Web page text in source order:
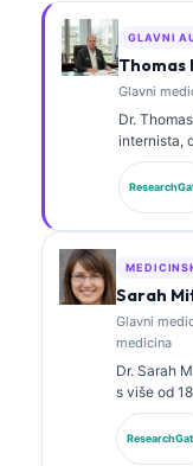
GLAVNI
Thomas
Glavni
Dr.
internista,
godina
analizi uz
radove o
Sarah
Glavni
medicina
Dr. Sarah
s više od
i
iz kliničke
o